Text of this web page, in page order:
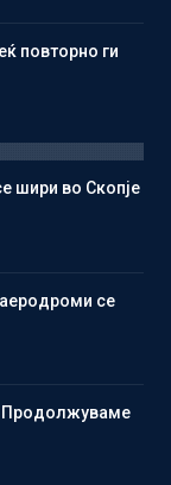
повторно ги
шири во Скопје
се
Продолжуваме